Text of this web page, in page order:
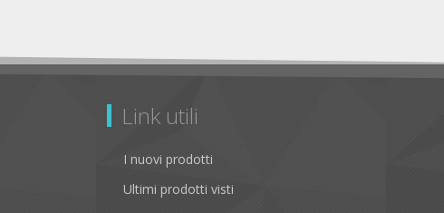
Link utili
I nuovi prodotti
Ultimi prodotti visti